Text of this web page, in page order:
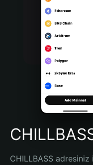
Português (Portugal)
Bahasa Indonesia
Português (Brasil)
Español (Argentina)
CHILLBASS